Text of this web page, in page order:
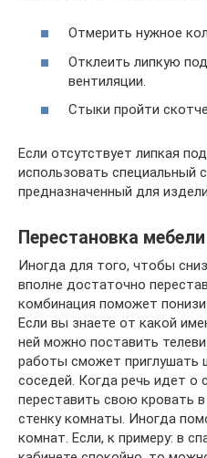
Отмерить нужное
Отклеить липкую
вентиляции.
Стыки пройти
Если отсутствует липкая
использовать специальный
предназначенный для
Перестановка мебели
Иногда для того, чтобы
вполне достаточно
комбинация поможет
Если вы знаете от какой
ней можно поставить
работы сможет
соседей. Когда речь идет о
переставить свою кровать
стенку комнаты. Иногда
комнат. Если, к примеру: в